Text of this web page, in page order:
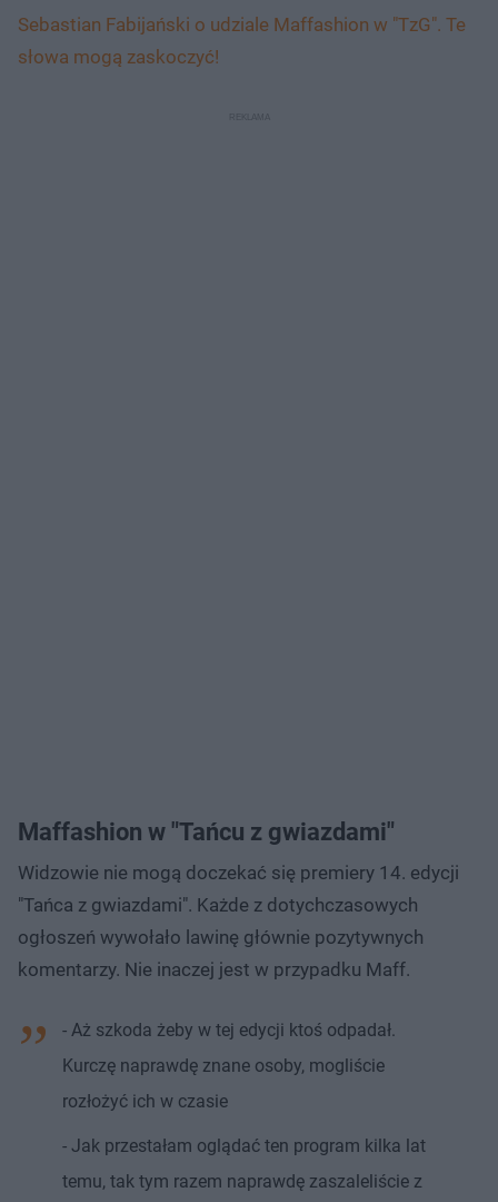
Sebastian Fabijański o udziale Maffashion w "TzG". Te
słowa mogą zaskoczyć!
Maffashion w "Tańcu z gwiazdami"
Widzowie nie mogą doczekać się premiery 14. edycji
"Tańca z gwiazdami". Każde z dotychczasowych
ogłoszeń wywołało lawinę głównie pozytywnych
komentarzy. Nie inaczej jest w przypadku Maff.
- Aż szkoda żeby w tej edycji ktoś odpadał.
Kurczę naprawdę znane osoby, mogliście
rozłożyć ich w czasie
- Jak przestałam oglądać ten program kilka lat
temu, tak tym razem naprawdę zaszaleliście z